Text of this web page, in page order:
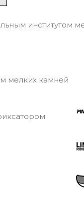
институтом
мелких камней